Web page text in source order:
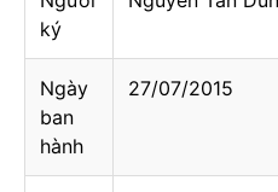
ký
Ngày
ban
hành
27/07/2015